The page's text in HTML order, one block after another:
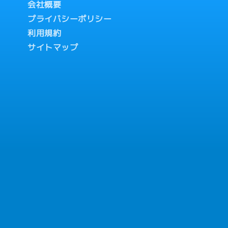
会社概要
プライバシーポリシー
利用規約
サイトマップ